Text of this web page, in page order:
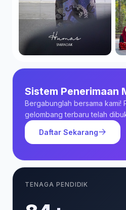
Sistem Penerimaan
Bergabunglah bersama kami!
gelombang terbaru telah
Daftar Sekarang
TENAGA PENDIDIK